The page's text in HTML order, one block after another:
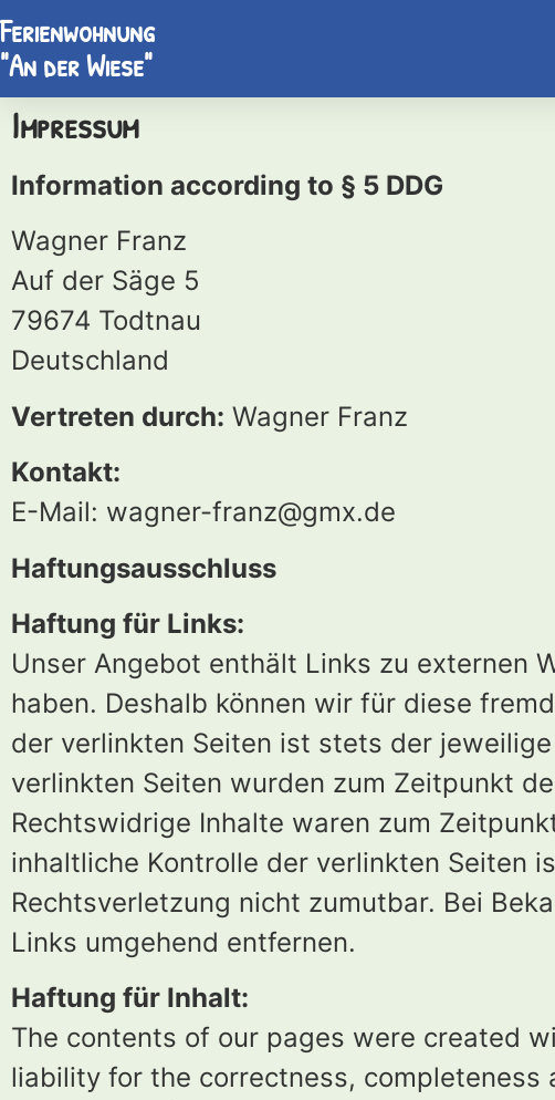
Ferienwohnung
"An der Wiese"
Impressum
Information according to § 5 DDG
Wagner Franz
Auf der Säge 5
79674 Todtnau
Deutschland
Vertreten durch: Wagner Franz
Kontakt:
E-Mail: wagner-franz@gmx.de
Haftungsausschluss
Haftung für Links:
Unser Angebot enthält Links zu externen
haben. Deshalb können wir für diese
der verlinkten Seiten ist stets der
verlinkten Seiten wurden zum Zeitpunkt
Rechtswidrige Inhalte waren zum
inhaltliche Kontrolle der verlinkten Seiten
Rechtsverletzung nicht zumutbar. Bei
Links umgehend entfernen.
Haftung für Inhalt:
The contents of our pages were created
liability for the correctness,